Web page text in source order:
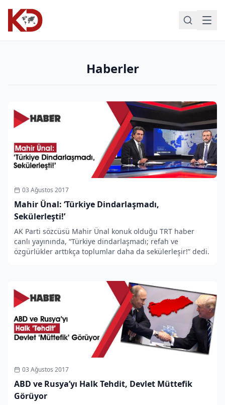
Haberler
03 Ağustos 2017
Mahir Ünal: ‘Türkiye Dindarlaşmadı,
Sekülerleşti!’
AK Parti sözcüsü Mahir Ünal konuk olduğu TRT haber
canlı yayınında, “Türkiye dindarlaşmadı; refah ve
özgürlükler arttıkça toplumlar daha da sekülerleşir!” dedi.
03 Ağustos 2017
ABD ve Rusya’yı Halk Tehdit, Devlet Müttefik
Görüyor